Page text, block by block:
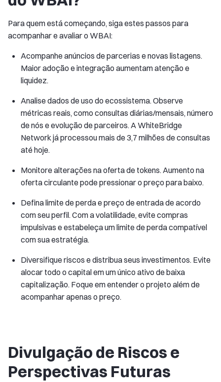
Para quem está começando, siga estes passos para
acompanhar e avaliar o WBAI:
Acompanhe anúncios de parcerias e novas listagens.
Maior adoção e integração aumentam atenção e
liquidez.
Analise dados de uso do ecossistema. Observe
métricas reais, como consultas diárias/mensais, número
de nós e evolução de parceiros. A WhiteBridge
Network já processou mais de 3,7 milhões de consultas
até hoje.
Monitore alterações na oferta de tokens. Aumento na
oferta circulante pode pressionar o preço para baixo.
Defina limite de perda e preço de entrada de acordo
com seu perfil. Com a volatilidade, evite compras
impulsivas e estabeleça um limite de perda compatível
com sua estratégia.
Diversifique riscos e distribua seus investimentos. Evite
alocar todo o capital em um único ativo de baixa
capitalização. Foque em entender o projeto além de
acompanhar apenas o preço.
Divulgação de Riscos e
Perspectivas Futuras